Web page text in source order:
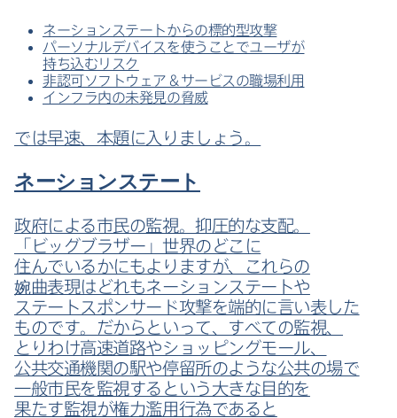
ネーションステートからの​標的型攻撃
パーソナルデバイスを​使う​ことで​ユーザが​
持ち込むリスク
非認可ソフトウェア＆サービスの​職場利用
インフラ内の​未発見の​脅威
では​早速、​本題に​入りましょう。
ネーションステート
政府に​よる​市民の​監視。​抑圧的な​支配。​
「ビッグブラザー」​世界の​どこに​
住んでいるかにもよりますが、​これらの​
婉曲表現は​どれも​ネーションステートや​
ステートスポンサード攻撃を​端的に​言い​表した​
ものです。​だからと​いって、​すべての​監視、​
とりわけ高速​道路や​ショッピングモール、​
公共交通機関の​駅や​停留所のような​公共の​場で​
一般市民を​監視すると​いう​大きな​目的を​
果たす監視が​権力濫用行為であると​